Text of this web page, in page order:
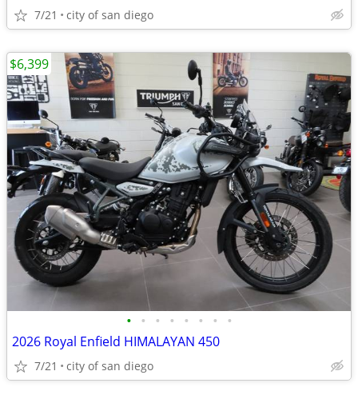
7/21 city of san diego
• • • • • • • •
2026 Royal Enfield HIMALAYAN 450
7/21 city of san diego
$6,399